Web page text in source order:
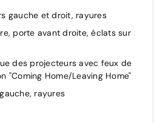
gauche et droit, rayures
porte avant droite, éclats sur
des projecteurs avec feux de
"Coming Home/Leaving Home"
rayures
taux restant avd hankook ventus